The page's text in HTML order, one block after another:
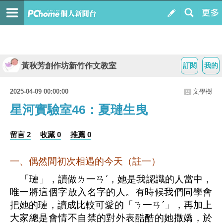
我的
訂閱
黃秋芳創作坊新竹作文教室
2025-04-09 00:00:00 文學樹
星河實驗室46：夏璉生曳
留言 2 收藏 0 推薦 0
一、偶然間初次相遇的今天 （註一）
「璉」，讀做ㄌ一ㄢ ˊ ，她是我認識的人當中，
唯一將這個字放入名字的人。有時候我們同學會
把她的璉，讀成比較可愛的「ㄋ一ㄢ ˊ 」，再加上
大家總是會情不自禁的對外表酷酷的她撒嬌，於